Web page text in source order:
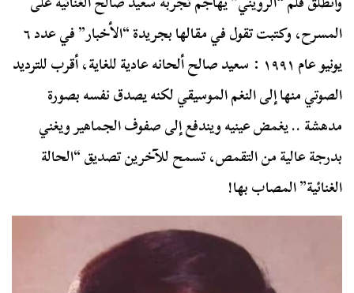
المسرح، وكتبت تقول في مقالها بجريدة “الأخبار” في عدد ٦
يونيو عام ١٩٩١ : سعيد صالح ألحانه عادية للغاية، أقرب للترديد
الصوتي منها إلى النغم الموسيقي لكنه يصدق نفسه بصورة
مدهشة .. يغمض عينيه ويندفع إلى صفوف الجماهير ويغني
بدرجة عالية من التقمص، تسمح للآخرين تصديق “الحالة
الغنائية” المصاب بها!